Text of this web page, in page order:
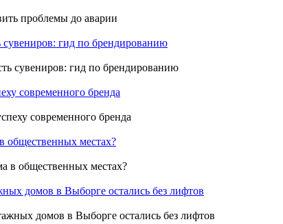
гид по брендированию
современного бренда
общественных местах?
домов в Выборге остались без лифтов